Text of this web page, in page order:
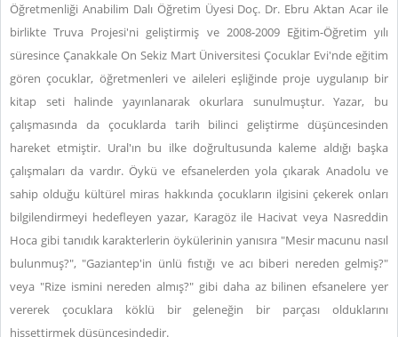
Öğretmenliği Anabilim Dalı Öğretim Üyesi Doç. Dr. Ebru Aktan Acar ile
birlikte Truva Projesi'ni geliştirmiş ve 2008-2009 Eğitim-Öğretim yılı
süresince Çanakkale On Sekiz Mart Üniversitesi Çocuklar Evi'nde eğitim
gören çocuklar, öğretmenleri ve aileleri eşliğinde proje uygulanıp bir
kitap seti halinde yayınlanarak okurlara sunulmuştur. Yazar, bu
çalışmasında da çocuklarda tarih bilinci geliştirme düşüncesinden
hareket etmiştir. Ural'ın bu ilke doğrultusunda kaleme aldığı başka
çalışmaları da vardır. Öykü ve efsanelerden yola çıkarak Anadolu ve
sahip olduğu kültürel miras hakkında çocukların ilgisini çekerek onları
bilgilendirmeyi hedefleyen yazar, Karagöz ile Hacivat veya Nasreddin
Hoca gibi tanıdık karakterlerin öykülerinin yanısıra "Mesir macunu nasıl
bulunmuş?", "Gaziantep'in ünlü fıstığı ve acı biberi nereden gelmiş?"
veya "Rize ismini nereden almış?" gibi daha az bilinen efsanelere yer
vererek çocuklara köklü bir geleneğin bir parçası olduklarını
hissettirmek düşüncesindedir.